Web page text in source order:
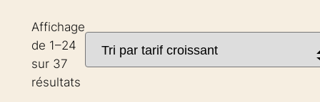
Affichage
de 1–24
sur 37
résultatsTrié